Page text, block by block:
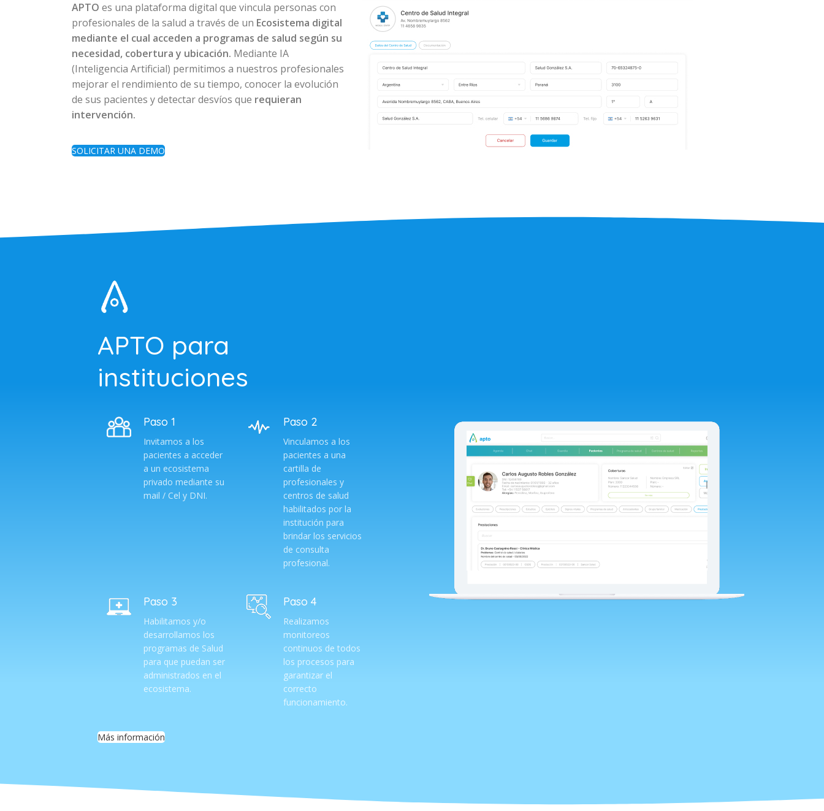
APTO es una plataforma digital que vincula personas con
profesionales de la salud a través de un Ecosistema digital
mediante el cual acceden a programas de salud según su
necesidad, cobertura y ubicación. Mediante IA
(Inteligencia Artificial) permitimos a nuestros profesionales
mejorar el rendimiento de su tiempo, conocer la evolución
de sus pacientes y detectar desvíos que requieran
intervención.
SOLICITAR UNA DEMO
APTO para
instituciones
Paso 1
Invitamos a los
pacientes a acceder
a un ecosistema
privado mediante su
mail / Cel y DNI.
Paso 2
Vinculamos a los
pacientes a una
cartilla de
profesionales y
centros de salud
habilitados por la
institución para
brindar los servicios
de consulta
profesional.
Paso 3
Habilitamos y/o
desarrollamos los
programas de Salud
para que puedan ser
administrados en el
ecosistema.
Paso 4
Realizamos
monitoreos
continuos de todos
los procesos para
garantizar el
correcto
funcionamiento.
Más información